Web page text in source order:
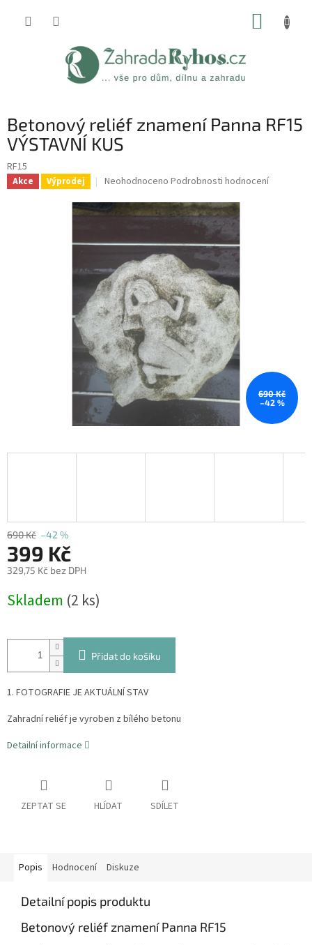
Betonový reliéf znamení Panna RF15
VÝSTAVNÍ KUS
RF15
Akce Výprodej
Průměrné
produktu
z
hvězdiček.
Neohodnoceno Podrobnosti hodnocení
690 Kč
–42 %
690 Kč –42 %
399 Kč
329,75 Kč bez DPH
cena:
Skladem (2 ks)
Přidat do košíku
1. FOTOGRAFIE JE AKTUÁLNÍ STAV
Zahradní reliéf je vyroben z bílého betonu
Detailní informace
ZEPTAT SE HLÍDAT SDÍLET
Popis Hodnocení Diskuze
Detailní popis produktu
Betonový reliéf znamení Panna RF15